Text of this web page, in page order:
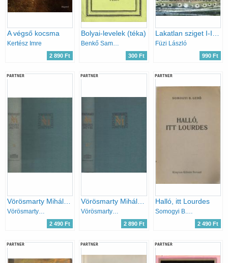
A végső kocsma
Kertész Imre
2 890 Ft
Bolyai-levelek (téka)
300 Ft
Füzi László
990 Ft
PARTNER
Vörösmarty Mihály levelezése (Vörösmarty M. összes művei 17.)
Vörösmarty Mihály
2 490 Ft
PARTNER
Vörösmarty Mihály levelezése (Vörösmarty M. összes művei 18.)
Vörösmarty Mihály
2 890 Ft
PARTNER
Halló, itt Lourdes
Somogyi B. Gergő
2 490 Ft
PARTNER PARTNER PARTNER